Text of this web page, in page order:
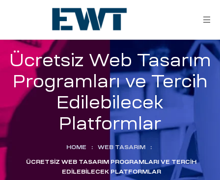
Ücretsiz Web Tasarım
Programları ve Tercih
Edilebilecek
Platformlar
HOME : WEB TASARIM :
ÜCRETSIZ WEB TASARIM PROGRAMLARI VE TERCIH
EDILEBILECEK PLATFORMLAR